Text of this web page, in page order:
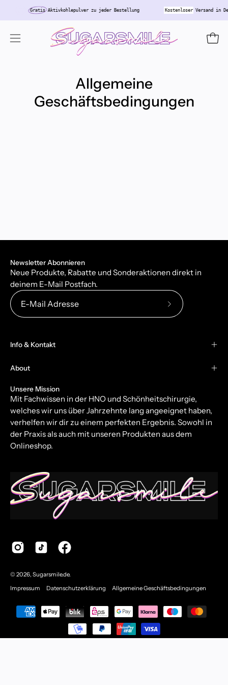
überspringen
GratisAktivkohlepulver zu jeder Bestellung KostenloserVersand in
Navigationsmenü
Allgemeine
Geschäftsbedingungen
Newsletter Abonnieren
Neue Produkte, Rabatte und Sonderaktionen direkt in
deinem E-Mail Postfach.
Abonniere
Info & Kontakt
About
Unsere Mission
Mit Fachwissen in der HNO und Schönheitschirurgie,
welches wir uns über Jahrzehnte lang angeeignet haben,
verhelfen wir dir zu einem perfekten Ergebnis. Sowohl in
der Praxis als auch mit unseren Produkten aus dem
Onlineshop.
© 2026, Sugarsmile.de.
Impressum
Datenschutzerklärung Allgemeine Geschäftsbedingungen